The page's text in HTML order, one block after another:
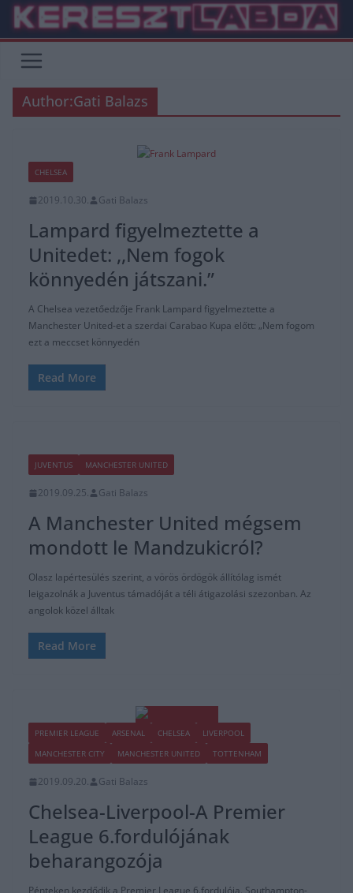
Skip
content
Author:Gati Balazs
CHELSEA
2019.10.30. Gati Balazs
Lampard figyelmeztette a
Unitedet: ,,Nem fogok
könnyedén játszani.”
A Chelsea vezetőedzője Frank Lampard figyelmeztette a
Manchester United-et a szerdai Carabao Kupa előtt: „Nem fogom
ezt a meccset könnyedén
Read More
JUVENTUS MANCHESTER UNITED
2019.09.25. Gati Balazs
A Manchester United mégsem
mondott le Mandzukicról?
Olasz lapértesülés szerint, a vörös ördögök állítólag ismét
leigazolnák a Juventus támadóját a téli átigazolási szezonban. Az
angolok közel álltak
Read More
PREMIER LEAGUE ARSENAL CHELSEA
LIVERPOOL
MANCHESTER CITY
MANCHESTER UNITED TOTTENHAM
2019.09.20. Gati Balazs
Chelsea-Liverpool-A Premier
League 6.fordulójának
beharangozója
Pénteken kezdődik a Premier League 6.fordulója. Southampton-